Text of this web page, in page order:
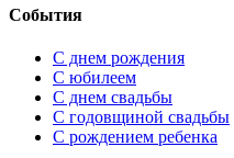
События
С днем рождения
С юбилеем
С днем свадьбы
С годовщиной свадьбы
С рождением ребенка